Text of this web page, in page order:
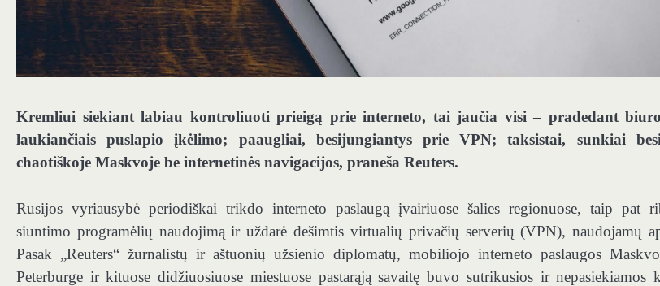
Kremliui siekiant labiau kontroliuoti prieigą prie interneto, tai jaučia visi – pradedant
laukiančiais puslapio įkėlimo; paaugliai, besijungiantys prie VPN; taksistai, sunkiai
chaotiškoje Maskvoje be internetinės navigacijos, praneša Reuters.
Rusijos vyriausybė periodiškai trikdo interneto paslaugą įvairiuose šalies regionuose, taip pat
siuntimo programėlių naudojimą ir uždarė dešimtis virtualių privačių serverių (VPN), naudojamų
Pasak „Reuters“ žurnalistų ir aštuonių užsienio diplomatų, mobiliojo interneto paslaugos
Peterburge ir kituose didžiuosiuose miestuose pastarąją savaitę buvo sutrikusios ir nepasiekiamos